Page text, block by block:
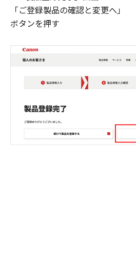
「ご登録製品の確認と変更へ」
ボタンを押す